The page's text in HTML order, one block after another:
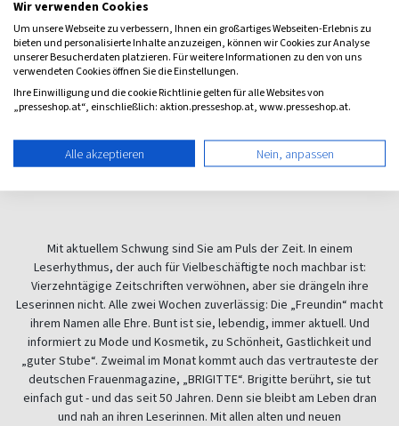
Grazia
Style, Fashion, People, News
ab 5,20 €
5,00
Für Sie
Zeitschrift für die Frau
ab 4,90 €
4,46
Mit aktuellem Schwung sind Sie am Puls der Zeit. In einem
Leserhythmus, der auch für Vielbeschäftigte noch machbar ist:
Vierzehntägige Zeitschriften verwöhnen, aber sie drängeln ihre
Leserinnen nicht. Alle zwei Wochen zuverlässig: Die „Freundin“ macht
ihrem Namen alle Ehre. Bunt ist sie, lebendig, immer aktuell. Und
informiert zu Mode und Kosmetik, zu Schönheit, Gastlichkeit und
„guter Stube“. Zweimal im Monat kommt auch das vertrauteste der
deutschen Frauenmagazine, „BRIGITTE“. Brigitte berührt, sie tut
einfach gut - und das seit 50 Jahren. Denn sie bleibt am Leben dran
und nah an ihren Leserinnen. Mit allen alten und neuen
Wir verwenden Cookies
Um unsere Webseite zu verbessern, Ihnen ein großartiges Webseiten-Erlebnis zu
bieten und personalisierte Inhalte anzuzeigen, können wir Cookies zur Analyse
unserer Besucherdaten platzieren. Für weitere Informationen zu den von uns
verwendeten Cookies öffnen Sie die Einstellungen.
Ihre Einwilligung und die cookie Richtlinie gelten für alle Websites von
„presseshop.at“, einschließlich: aktion.presseshop.at, www.presseshop.at.
Alle akzeptieren Nein, anpassen